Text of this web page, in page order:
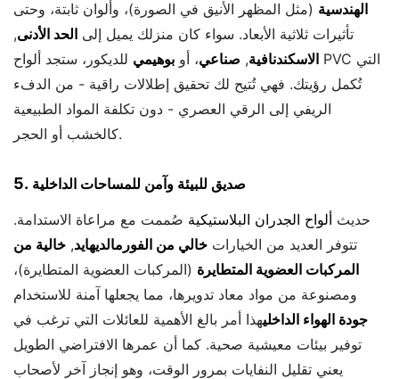
الهندسية (مثل المظهر الأنيق في الصورة)، وألوان ثابتة، وحتى
تأثيرات ثلاثية الأبعاد. سواء كان منزلك يميل إلى الحد الأدنى,
الاسكندنافية, صناعي، أو بوهيمي للديكور، ستجد ألواح PVC التي
تُكمل رؤيتك. فهي تُتيح لك تحقيق إطلالات راقية - من الدفء
الريفي إلى الرقي العصري - دون تكلفة المواد الطبيعية
كالخشب أو الحجر.
5. صديق للبيئة وآمن للمساحات الداخلية
حديث ألواح الجدران البلاستيكية صُممت مع مراعاة الاستدامة.
تتوفر العديد من الخيارات خالي من الفورمالديهايد, خالية من
المركبات العضوية المتطايرة (المركبات العضوية المتطايرة)،
ومصنوعة من مواد معاد تدويرها، مما يجعلها آمنة للاستخدام
جودة الهواء الداخليهذا أمر بالغ الأهمية للعائلات التي ترغب في
توفير بيئات معيشية صحية. كما أن عمرها الافتراضي الطويل
يعني تقليل النفايات بمرور الوقت، وهو إنجاز آخر لأصحاب